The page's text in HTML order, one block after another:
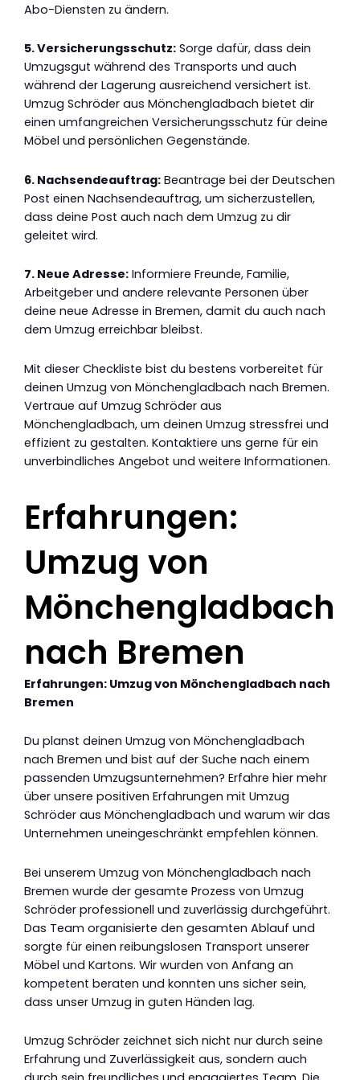
Abo-Diensten zu ändern.
5. Versicherungsschutz: Sorge dafür, dass dein
Umzugsgut während des Transports und auch
während der Lagerung ausreichend versichert ist.
Umzug Schröder aus Mönchengladbach bietet dir
einen umfangreichen Versicherungsschutz für deine
Möbel und persönlichen Gegenstände.
6. Nachsendeauftrag: Beantrage bei der Deutschen
Post einen Nachsendeauftrag, um sicherzustellen,
dass deine Post auch nach dem Umzug zu dir
geleitet wird.
7. Neue Adresse: Informiere Freunde, Familie,
Arbeitgeber und andere relevante Personen über
deine neue Adresse in Bremen, damit du auch nach
dem Umzug erreichbar bleibst.
Mit dieser Checkliste bist du bestens vorbereitet für
deinen Umzug von Mönchengladbach nach Bremen.
Vertraue auf Umzug Schröder aus
Mönchengladbach, um deinen Umzug stressfrei und
effizient zu gestalten. Kontaktiere uns gerne für ein
unverbindliches Angebot und weitere Informationen.
Erfahrungen:
Umzug von
Mönchengladbach
nach Bremen
Erfahrungen: Umzug von Mönchengladbach nach
Bremen
Du planst deinen Umzug von Mönchengladbach
nach Bremen und bist auf der Suche nach einem
passenden Umzugsunternehmen? Erfahre hier mehr
über unsere positiven Erfahrungen mit Umzug
Schröder aus Mönchengladbach und warum wir das
Unternehmen uneingeschränkt empfehlen können.
Bei unserem Umzug von Mönchengladbach nach
Bremen wurde der gesamte Prozess von Umzug
Schröder professionell und zuverlässig durchgeführt.
Das Team organisierte den gesamten Ablauf und
sorgte für einen reibungslosen Transport unserer
Möbel und Kartons. Wir wurden von Anfang an
kompetent beraten und konnten uns sicher sein,
dass unser Umzug in guten Händen lag.
Umzug Schröder zeichnet sich nicht nur durch seine
Erfahrung und Zuverlässigkeit aus, sondern auch